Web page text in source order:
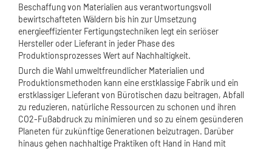
Beschaffung von Materialien aus verantwortungsvoll
bewirtschafteten Wäldern bis hin zur Umsetzung
energieeffizienter Fertigungstechniken legt ein seriöser
Hersteller oder Lieferant in jeder Phase des
Produktionsprozesses Wert auf Nachhaltigkeit.
Durch die Wahl umweltfreundlicher Materialien und
Produktionsmethoden kann eine erstklassige Fabrik und ein
erstklassiger Lieferant von Bürotischen dazu beitragen, Abfall
zu reduzieren, natürliche Ressourcen zu schonen und ihren
CO2-Fußabdruck zu minimieren und so zu einem gesünderen
Planeten für zukünftige Generationen beizutragen. Darüber
hinaus gehen nachhaltige Praktiken oft Hand in Hand mit